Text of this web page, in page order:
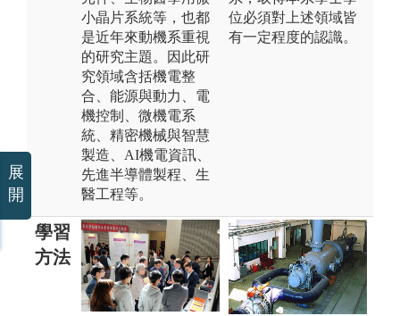
小晶片系統等，也都
是近年來動機系重視
的研究主題。因此研
究領域含括機電整
合、能源與動力、電
機控制、微機電系
統、精密機械與智慧
製造、AI機電資訊、
先進半導體製程、生
醫工程等。
位必須對上述領域皆
有一定程度的認識。
學習
方法
應用課程知識
理論去動手實
展
開